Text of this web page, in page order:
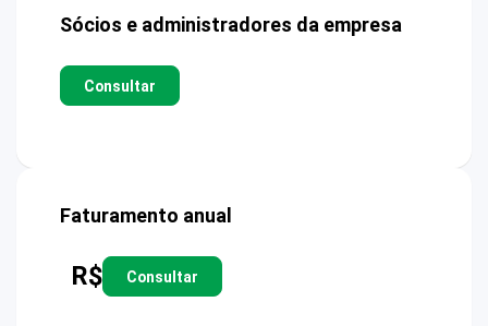
Sócios e administradores da empresa
Consultar
Faturamento anual
R$ Consultar